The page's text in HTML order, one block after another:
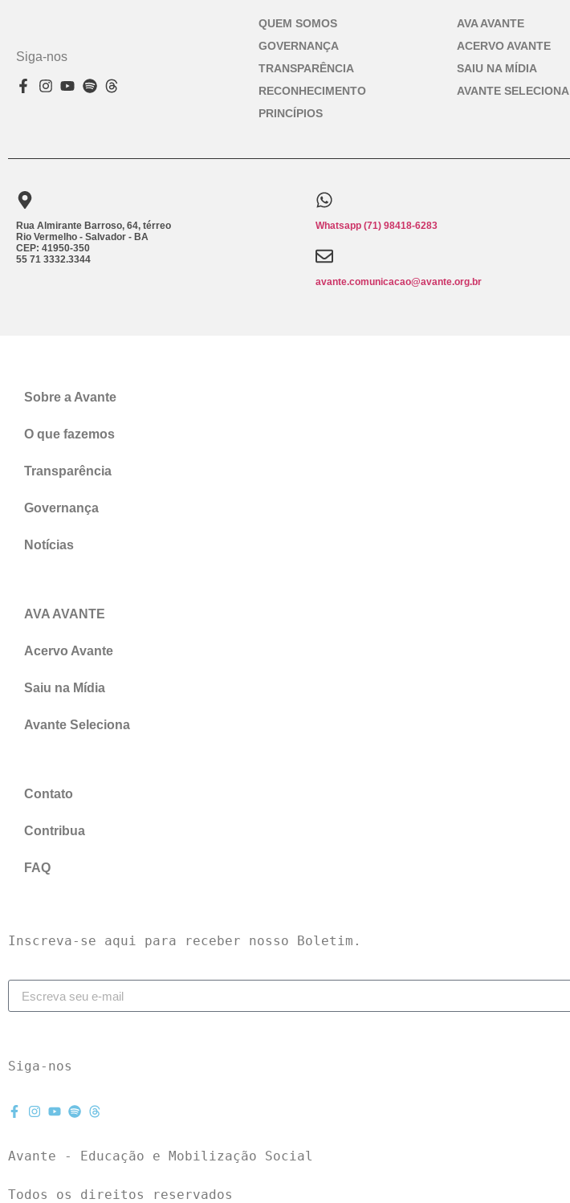
Siga-nos
QUEM SOMOS
GOVERNANÇA
TRANSPARÊNCIA
RECONHECIMENTO
PRINCÍPIOS
AVA AVANTE
ACERVO AVANTE
SAIU NA MÍDIA
AVANTE SELECIONA
Rua Almirante Barroso, 64, térreo
Rio Vermelho - Salvador - BA
CEP: 41950-350
55 71 3332.3344
Whatsapp (71) 98418-6283
avante.comunicacao@avante.org.br
Sobre a Avante
O que fazemos
Transparência
Governança
Notícias
AVA AVANTE
Acervo Avante
Saiu na Mídia
Avante Seleciona
Contato
Contribua
FAQ
Inscreva-se aqui para receber nosso Boletim.
Siga-nos
Avante - Educação e Mobilização Social
Todos os direitos reservados